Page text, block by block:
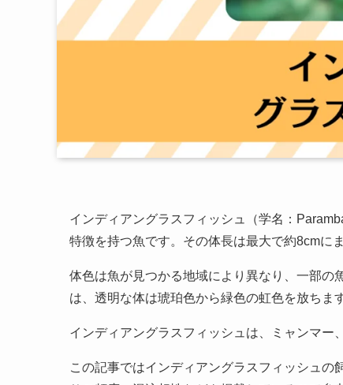
インディアングラスフィッシュ（学名：
特徴を持つ魚です。その体長は最大で約8cmに
体色は魚が見つかる地域により異なり、一部の
は、透明な体は琥珀色から緑色の虹色を放ちます
インディアングラスフィッシュは、ミャンマー
この記事ではインディアングラスフィッシュ